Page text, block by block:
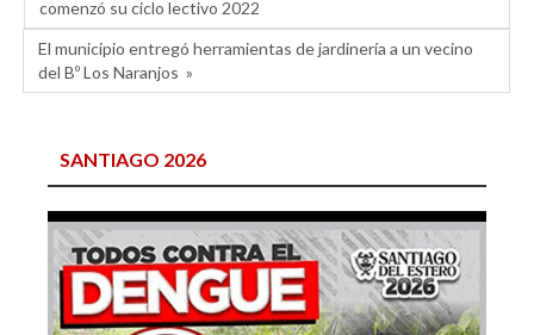
comenzó su ciclo lectivo 2022
El municipio entregó herramientas de jardinería a un vecino
del Bº Los Naranjos »
SANTIAGO 2026